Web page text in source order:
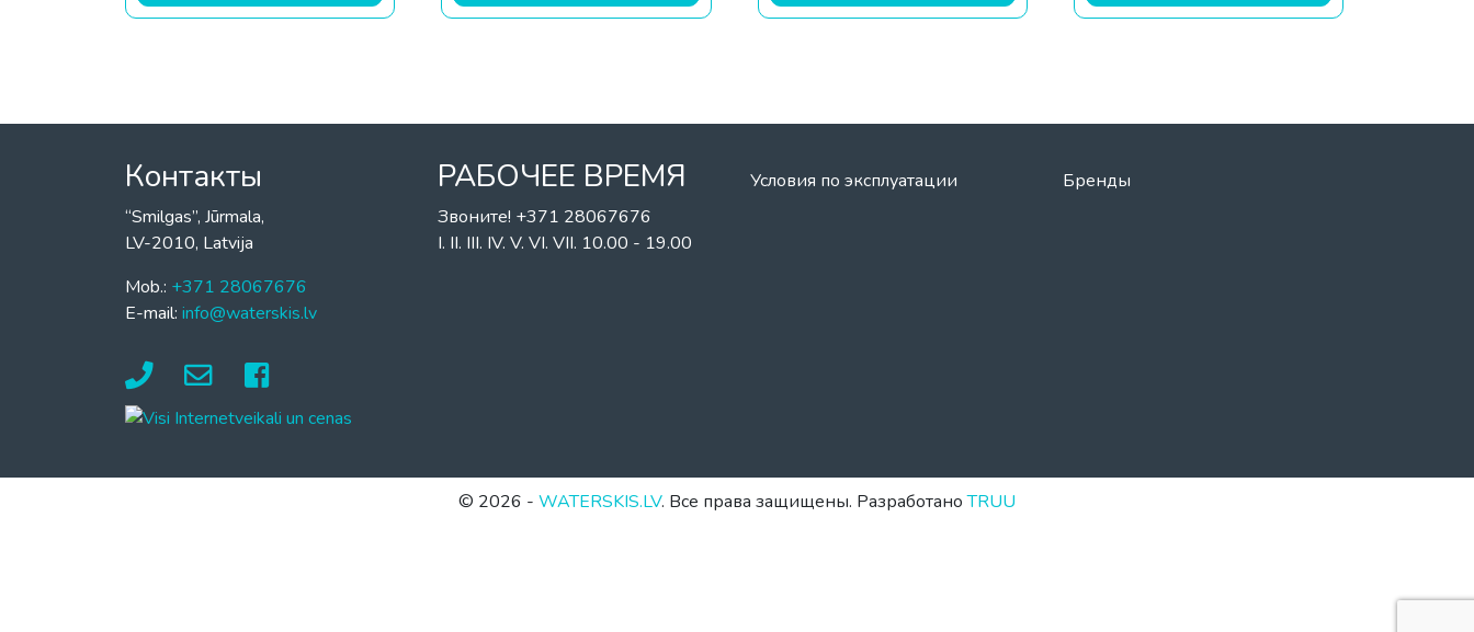
Контакты
“Smilgas”, Jūrmala,
LV-2010, Latvija
Mob.: +371 28067676
E-mail: info@waterskis.lv
РАБОЧЕЕ ВРЕМЯ
Звоните! +371 28067676
I. II. III. IV. V. VI. VII. 10.00 - 19.00
Условия по эксплуатации Бренды
© 2026 - WATERSKIS.LV. Все права защищены. РазработаноTRUU